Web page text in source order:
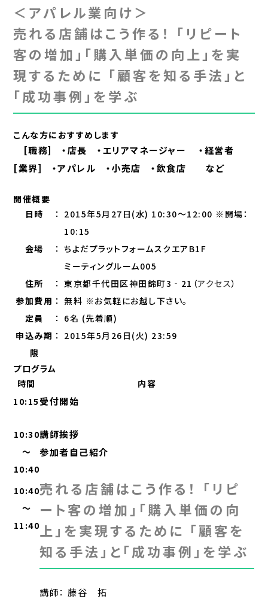
＜アパレル業向け＞
売れる店舗はこう作る！ 「リピート
客の増加」「購入単価の向上」を実
現するために 「顧客を知る手法」と
「成功事例」を学ぶ
こんな方におすすめします
[職務] ・店長 ・エリアマネージャー ・経営者
[業界] ・アパレル ・小売店 ・飲食店 など
開催概要
日時
： 2015年5月27日(水) 10:30～12:00 ※開場：
10:15
会場
： ちよだプラットフォームスクエアB1F
ミーティングルーム005
住所
： 東京都千代田区神田錦町3‐21（アクセス）
参加費用 ： 無料 ※お気軽にお越し下さい。
定員
： 6名 (先着順)
申込み期
限
： 2015年5月26日(火) 23:59
プログラム
時間
内容
10:15 受付開始
10:30
～
10:40
講師挨拶
参加者自己紹介
10:40
～
11:40
売れる店舗はこう作る！ 「リピ
ート客の増加」「購入単価の向
上」を実現するために 「顧客を
知る手法」と「成功事例」を学ぶ
講師： 藤谷 拓